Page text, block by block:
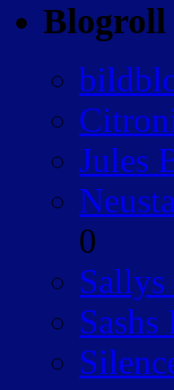
Blogroll
Jules
0
Sallys